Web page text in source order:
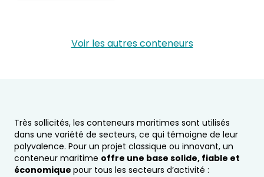
Voir les autres conteneurs
Très sollicités, les conteneurs maritimes sont utilisés
dans une variété de secteurs, ce qui témoigne de leur
polyvalence. Pour un projet classique ou innovant, un
conteneur maritime offre une base solide, fiable et
économique pour tous les secteurs d’activité :